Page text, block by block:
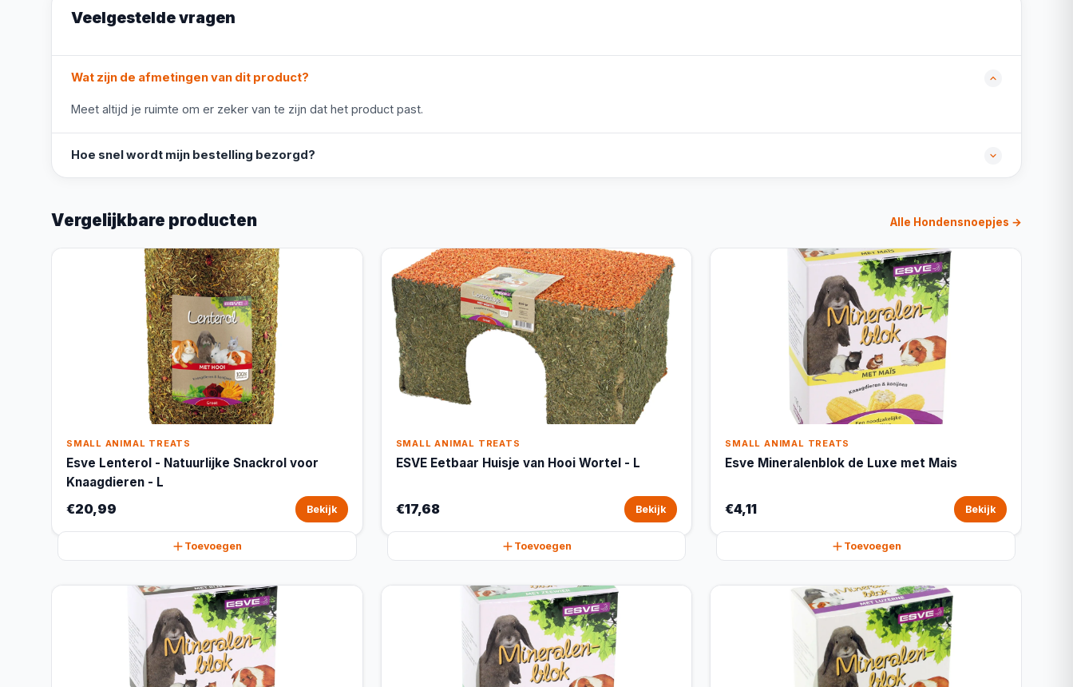
Veelgestelde vragen
Wat zijn de afmetingen van dit product?
Meet altijd je ruimte om er zeker van te zijn dat het product past.
Hoe snel wordt mijn bestelling bezorgd?
Vergelijkbare producten Alle Hondensnoepjes →
SMALL ANIMAL TREATS
Esve Lenterol - Natuurlijke Snackrol voor
Knaagdieren - L
€20,99 Bekijk
Toevoegen
SMALL ANIMAL TREATS
ESVE Eetbaar Huisje van Hooi Wortel - L
€17,68 Bekijk
Toevoegen
SMALL ANIMAL TREATS
Esve Mineralenblok de Luxe met Mais
€4,11 Bekijk
Toevoegen